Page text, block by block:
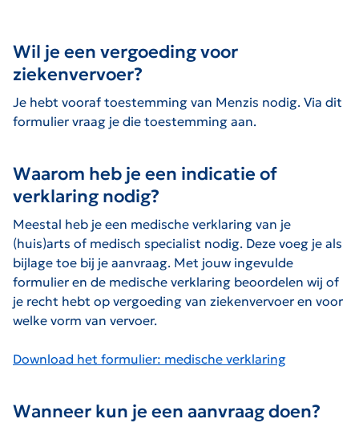
Wil je een vergoeding voor
ziekenvervoer?
Je hebt vooraf toestemming van Menzis nodig. Via dit
formulier vraag je die toestemming aan.
Waarom heb je een indicatie of
verklaring nodig?
Meestal heb je een medische verklaring van je
(huis)arts of medisch specialist nodig. Deze voeg je als
bijlage toe bij je aanvraag. Met jouw ingevulde
formulier en de medische verklaring beoordelen wij of
je recht hebt op vergoeding van ziekenvervoer en voor
welke vorm van vervoer.
Download het formulier: medische verklaring
Wanneer kun je een aanvraag doen?